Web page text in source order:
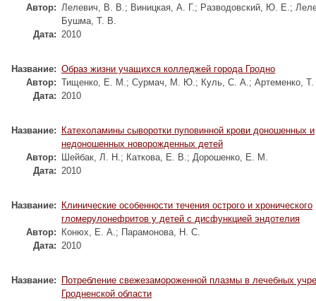
Автор: Лелевич, В. В.; Виницкая, А. Г.; Разводовский, Ю. Е.;
Бушма, Т. В.
Дата: 2010
Название: Oбраз жизни учащихся колледжей города Гродно
Автор: Тищенко, Е. М.; Сурмач, М. Ю.; Куль, С. А.; Артеменко,
Дата: 2010
Название:
Катехоламины сыворотки пуповинной крови доношенных и
недоношенных новорожденных детей
Автор:
Шейбак, Л. Н.; Каткова, Е. В.; Дорошенко, Е. М.
Дата: 2010
Название:
Клинические особенности течения острого и хронического
гломерулонефритов у детей с дисфункцией эндотелия
Автор:
Конюх, Е. А.; Парамонова, Н. С.
Дата: 2010
Название:
Потребление свежезамороженной плазмы в лечебных
Гродненской области